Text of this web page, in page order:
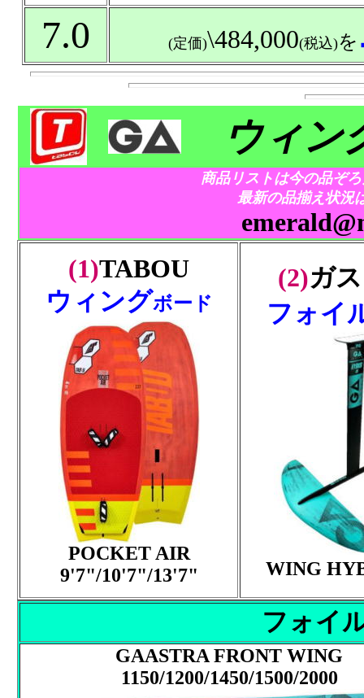
7.0
(定価)\484,000(税込)を
ウィン
商品リストは今の品ぞ
最新の品揃え状況
(1)TABOU
ウィングボード
POCKET AIR
9'7"/10'7"/13'7"
(2)ガ
フォイ
WING
フォイ
GAASTRA FRONT WING
1150/1200/1450/1500/2000